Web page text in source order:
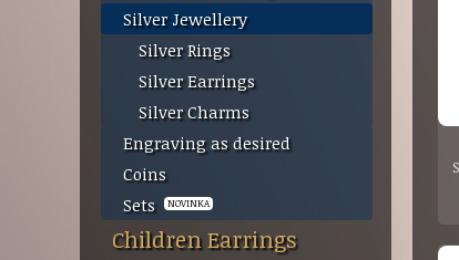
Silver Jewellery
Silver Rings
Silver Earrings
Silver Charms
Engraving as desired
Coins
Sets
NOVINKA
Children Earrings